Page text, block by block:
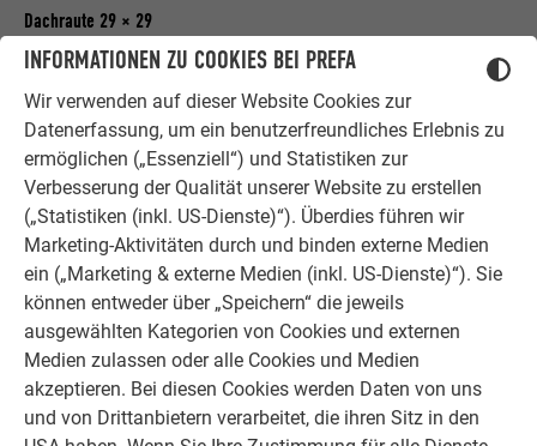
INFORMATIONEN ZU COOKIES BEI PREFA
Wir verwenden auf dieser Website Cookies zur
Datenerfassung, um ein benutzerfreundliches Erlebnis zu
ermöglichen („Essenziell“) und Statistiken zur
Verbesserung der Qualität unserer Website zu erstellen
(„Statistiken (inkl. US-Dienste)“). Überdies führen wir
Marketing-Aktivitäten durch und binden externe Medien
ein („Marketing & externe Medien (inkl. US-Dienste)“). Sie
können entweder über „Speichern“ die jeweils
ausgewählten Kategorien von Cookies und externen
Medien zulassen oder alle Cookies und Medien
akzeptieren. Bei diesen Cookies werden Daten von uns
und von Drittanbietern verarbeitet, die ihren Sitz in den
Dachraute 29 × 29